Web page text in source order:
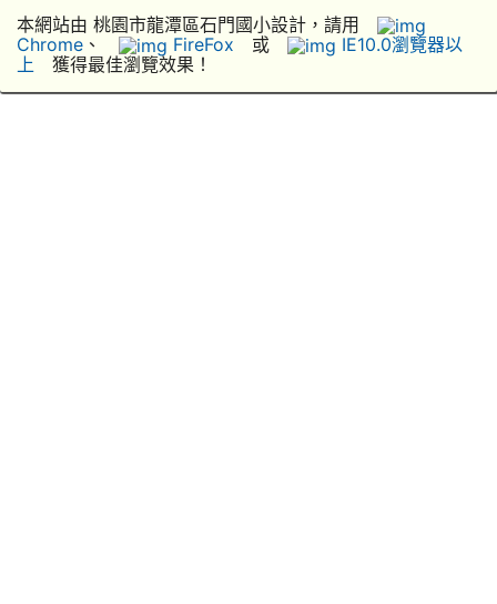
本網站由 桃園市龍潭區石門國小設計，請用
Chrome 、 FireFox 或
IE10.0瀏覽器以
上 獲得最佳瀏覽效果！